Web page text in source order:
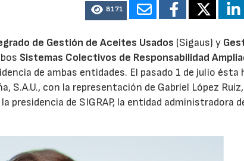
8171
de Gestión de Aceites Usados (Sigaus) y
Sistemas Colectivos de Responsabilidad
de ambas entidades. El pasado 1 de julio ésta
S.A.U., con la representación de Gabriel López
presidencia de SIGRAP, la entidad administradora